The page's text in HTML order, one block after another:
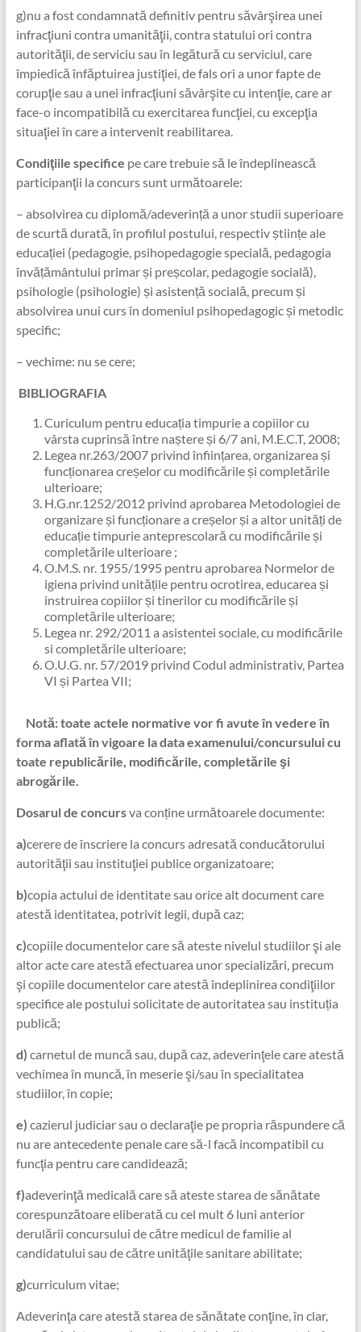
g)nu a fost condamnată definitiv pentru săvârşirea unei
infracţiuni contra umanităţii, contra statului ori contra
autorităţii, de serviciu sau în legătură cu serviciul, care
împiedică înfăptuirea justiţiei, de fals ori a unor fapte de
corupţie sau a unei infracţiuni săvârşite cu intenţie, care ar
face-o incompatibilă cu exercitarea funcţiei, cu excepţia
situaţiei în care a intervenit reabilitarea.
Condiţiile specifice pe care trebuie să le îndeplinească
participanţii la concurs sunt următoarele:
– absolvirea cu diplomă/adeverință a unor studii superioare
de scurtă durată, în profilul postului, respectiv științe ale
educației (pedagogie, psihopedagogie specială, pedagogia
învățământului primar și preșcolar, pedagogie socială),
psihologie (psihologie) și asistență socială, precum și
absolvirea unui curs în domeniul psihopedagogic și metodic
specific;
– vechime: nu se cere;
BIBLIOGRAFIA
Curiculum pentru educația timpurie a copiilor cu
vârsta cuprinsă între naștere și 6/7 ani, M.E.C.T, 2008;
Legea nr.263/2007 privind înființarea, organizarea și
funcționarea creșelor cu modificările și completările
ulterioare;
H.G.nr.1252/2012 privind aprobarea Metodologiei de
organizare și funcționare a creșelor și a altor unități de
educație timpurie anteprescolară cu modificările și
completările ulterioare ;
O.M.S. nr. 1955/1995 pentru aprobarea Normelor de
igiena privind unitățile pentru ocrotirea, educarea și
instruirea copiilor și tinerilor cu modificările și
completările ulterioare;
Legea nr. 292/2011 a asistentei sociale, cu modificările
si completările ulterioare;
O.U.G. nr. 57/2019 privind Codul administrativ, Partea
VI și Partea VII;
Notă: toate actele normative vor fi avute în vedere în
forma aflată în vigoare la data examenului/concursului cu
toate republicările, modificările, completările şi
abrogările.
Dosarul de concursva conține următoarele documente:
a)cerere de înscriere la concurs adresată conducătorului
autorităţii sau instituţiei publice organizatoare;
b)copia actului de identitate sau orice alt document care
atestă identitatea, potrivit legii, după caz;
c)copiile documentelor care să ateste nivelul studiilor şi ale
altor acte care atestă efectuarea unor specializări, precum
şi copiile documentelor care atestă îndeplinirea condiţiilor
specifice ale postului solicitate de autoritatea sau instituția
publică;
d) carnetul de muncă sau, după caz, adeverinţele care atestă
vechimea în muncă, în meserie şi/sau în specialitatea
studiilor, în copie;
e) cazierul judiciar sau o declaraţie pe propria răspundere că
nu are antecedente penale care să-l facă incompatibil cu
funcţia pentru care candidează;
f)adeverinţă medicală care să ateste starea de sănătate
corespunzătoare eliberată cu cel mult 6 luni anterior
derulării concursului de către medicul de familie al
candidatului sau de către unităţile sanitare abilitate;
g)curriculum vitae;
Adeverinţa care atestă starea de sănătate conţine, în clar,